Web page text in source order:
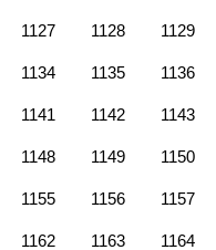
1127 1128 1129
1134 1135 1136
1141 1142 1143
1148 1149 1150
1155 1156 1157
1162 1163 1164